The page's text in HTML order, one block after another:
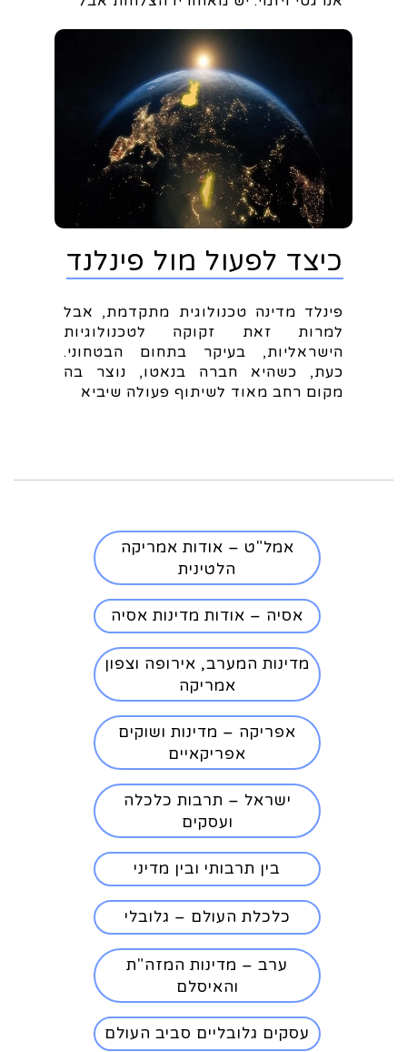
כיצד לפעול מול פינלנד
פינלד מדינה טכנולוגית מתקדמת, אבל
למרות זאת זקוקה לטכנולוגיות
הישראליות, בעיקר בתחום הבטחוני.
כעת, כשהיא חברה בנאטו, נוצר בה
מקום רחב מאוד לשיתוף פעולה שיביא
אמל"ט – אודות אמריקה
הלטינית
אסיה – אודות מדינות אסיה
מדינות המערב, אירופה וצפון
אמריקה
אפריקה – מדינות ושוקים
אפריקאיים
ישראל – תרבות כלכלה
ועסקים
בין תרבותי ובין מדיני
כלכלת העולם – גלובלי
ערב – מדינות המזה"ת
והאיסלם
עסקים גלובליים סביב העולם